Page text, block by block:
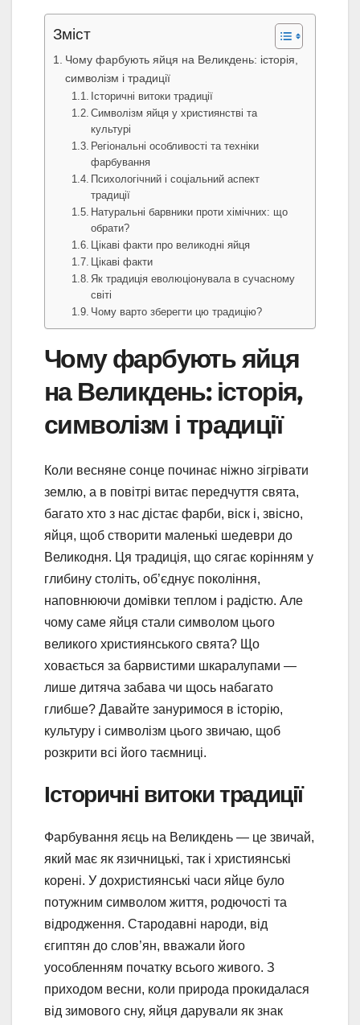
Зміст
Чому фарбують яйця на Великдень: історія,
символізм і традиції
Історичні витоки традиції
Символізм яйця у християнстві та
культурі
Регіональні особливості та техніки
фарбування
Психологічний і соціальний аспект
традиції
Натуральні барвники проти хімічних: що
обрати?
Цікаві факти про великодні яйця
Цікаві факти
Як традиція еволюціонувала в сучасному
світі
Чому варто зберегти цю традицію?
Чому фарбують яйця
на Великдень: історія,
символізм і традиції
Коли весняне сонце починає ніжно зігрівати
землю, а в повітрі витає передчуття свята,
багато хто з нас дістає фарби, віск і, звісно,
яйця, щоб створити маленькі шедеври до
Великодня. Ця традиція, що сягає корінням у
глибину століть, об’єднує покоління,
наповнюючи домівки теплом і радістю. Але
чому саме яйця стали символом цього
великого християнського свята? Що
ховається за барвистими шкаралупами —
лише дитяча забава чи щось набагато
глибше? Давайте зануримося в історію,
культуру і символізм цього звичаю, щоб
розкрити всі його таємниці.
Історичні витоки традиції
Фарбування яєць на Великдень — це звичай,
який має як язичницькі, так і християнські
корені. У дохристиянські часи яйце було
потужним символом життя, родючості та
відродження. Стародавні народи, від
єгиптян до слов’ян, вважали його
уособленням початку всього живого. З
приходом весни, коли природа прокидалася
від зимового сну, яйця дарували як знак